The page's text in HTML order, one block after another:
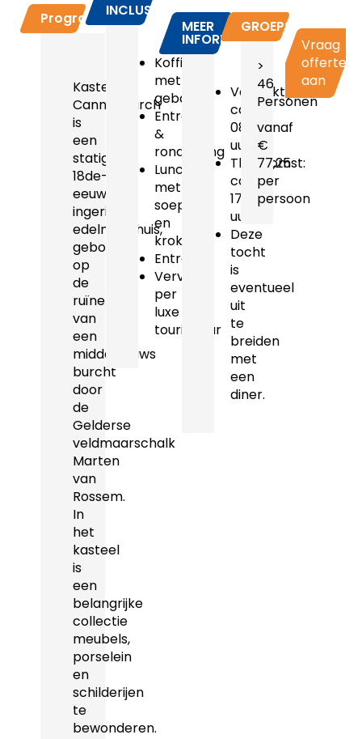
Programma
Kasteel
Cannenburch
is
een
statig
18de-
eeuws
ingericht
edelmanshuis,
gebouwd
op
de
ruïne
van
een
middeleeuws
burcht
door
de
Gelderse
veldmaarschalk
Marten
van
Rossem.
In
het
kasteel
is
een
belangrijke
collectie
meubels,
porselein
en
schilderijen
te
bewonderen.
INCLUSIEF
Koffie
met
gebak
Entree
&
rondleiding
Lunch
met
soep
en
kroket
Entree
Vervoer
per
luxe
touringcar
MEER
INFORMATIE
Vertrektijd:
ca.
08.45
uur
Thuiskomst:
ca.
17.15
uur
Deze
tocht
is
eventueel
uit
te
breiden
met
een
diner.
GROEPSPRIJZEN
>
46
Personen
vanaf
€
77,25
per
persoon
Vraag
offerte
aan